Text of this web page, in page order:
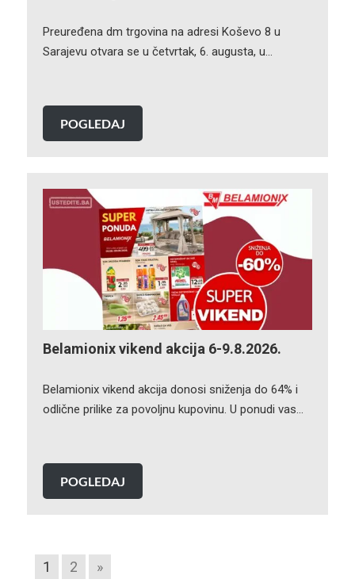
Preuređena dm trgovina na adresi Koševo 8 u
Sarajevu otvara se u četvrtak, 6. augusta, u…
POGLEDAJ
Belamionix vikend akcija 6-9.8.2026.
Belamionix vikend akcija donosi sniženja do 64% i
odlične prilike za povoljnu kupovinu. U ponudi vas…
POGLEDAJ
1 2
»